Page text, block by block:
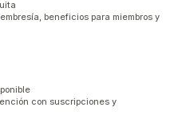
beneficios para miembros y
con suscripciones y